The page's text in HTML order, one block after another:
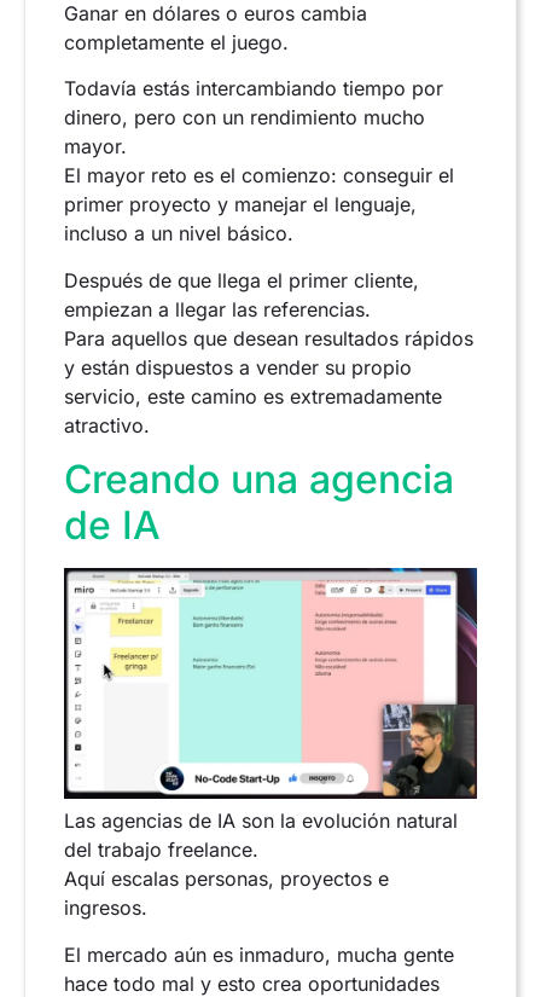
Ganar en dólares o euros cambia
completamente el juego.
Todavía estás intercambiando tiempo por
dinero, pero con un rendimiento mucho
mayor.
El mayor reto es el comienzo: conseguir el
primer proyecto y manejar el lenguaje,
incluso a un nivel básico.
Después de que llega el primer cliente,
empiezan a llegar las referencias.
Para aquellos que desean resultados rápidos
y están dispuestos a vender su propio
servicio, este camino es extremadamente
atractivo.
Creando una agencia
de IA
Las agencias de IA son la evolución natural
del trabajo freelance.
Aquí escalas personas, proyectos e
ingresos.
El mercado aún es inmaduro, mucha gente
hace todo mal y esto crea oportunidades